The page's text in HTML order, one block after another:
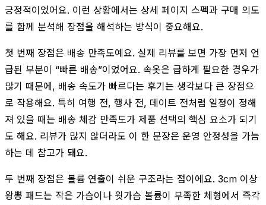
긍정적이었어요. 이런 상황에서는 상세 페이지 스펙과 구매 의도
를 함께 분석해 장점을 해석하는 방식이 중요해요.
첫 번째 장점은 배송 만족도예요. 실제 리뷰를 보면 가장 먼저 언
급된 부분이 “빠른 배송”이었어요. 속옷은 급하게 필요한 경우가
많기 때문에, 배송 속도가 빠르다는 후기는 생각보다 큰 장점으
로 작용해요. 특히 여행 전, 행사 전, 데이트 전처럼 일정이 정해
져 있을 때는 배송 체감 만족도가 제품 선택의 핵심 요소가 되기
도 해요. 리뷰가 많지 않더라도 이 한 문장은 운영 안정성을 가늠
하는 데 참고가 돼요.
두 번째 장점은 볼륨 연출이 쉬운 구조라는 점이에요. 3cm 이상
왕뽕 패드는 작은 가슴이나 윗가슴 볼륨이 부족한 체형에서 즉각